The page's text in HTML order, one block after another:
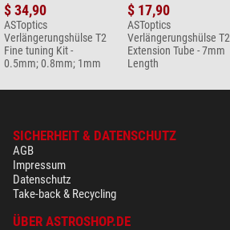
$ 34,90
ASToptics
Verlängerungshülse T2
Fine tuning Kit -
0.5mm; 0.8mm; 1mm
$ 17,90
ASToptics
Verlängerungshülse T2
Extension Tube - 7mm
Length
SICHERHEIT & DATENSCHUTZ
AGB
Impressum
Datenschutz
Take-back & Recycling
ÜBER ASTROSHOP.DE